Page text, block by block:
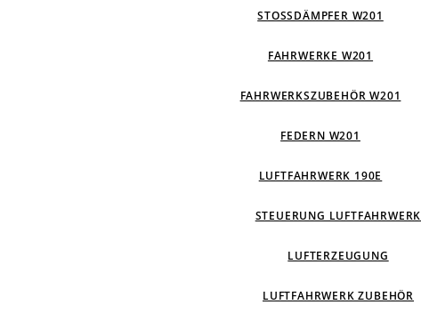
STOSSDÄMPFER W201
FAHRWERKE W201
FAHRWERKSZUBEHÖR W201
FEDERN W201
LUFTFAHRWERK 190E
STEUERUNG LUFTFAHRWERK
LUFTERZEUGUNG
LUFTFAHRWERK ZUBEHÖR